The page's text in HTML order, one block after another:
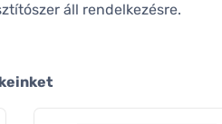
áll rendelkezésre.